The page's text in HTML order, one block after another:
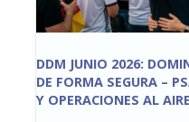
DDM JUNIO 2026:
DE FORMA SEGURA –
Y OPERACIONES AL